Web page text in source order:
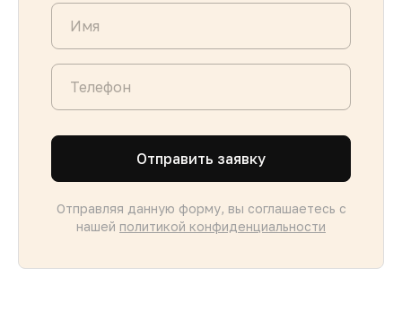
Отправить заявку
Отправляя данную форму, вы соглашаетесь с
нашей политикой конфиденциальности